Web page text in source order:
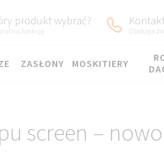
produkt wybrać?
na funkcję
Kontakt
Obsługa
ZASŁONY MOSKITIERY
screen –